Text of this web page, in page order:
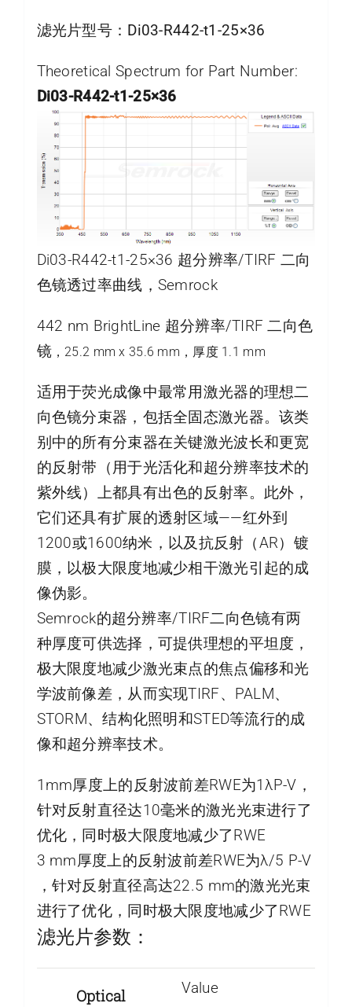
滤光片型号： Di03-R442-t1-25×36
Theoretical Spectrum for Part Number:
Di03-R442-t1-25×36
Di03-R442-t1-25×36 超分辨率/TIRF 二向
色镜透过率曲线，Semrock
442 nm BrightLine 超分辨率/TIRF 二向色
镜，25.2 mm x 35.6 mm，厚度 1.1 mm
适用于荧光成像中最常用激光器的理想二
向色镜分束器，包括全固态激光器。该类
别中的所有分束器在关键激光波长和更宽
的反射带（用于光活化和超分辨率技术的
紫外线）上都具有出色的反射率。此外，
它们还具有扩展的透射区域——红外到
1200或1600纳米，以及抗反射（AR）镀
膜，以极大限度地减少相干激光引起的成
像伪影。
Semrock的超分辨率/TIRF二向色镜有两
种厚度可供选择，可提供理想的平坦度，
极大限度地减少激光束点的焦点偏移和光
学波前像差，从而实现TIRF、PALM、
STORM、结构化照明和STED等流行的成
像和超分辨率技术。
1mm厚度上的反射波前差RWE为1λP-V，
针对反射直径达10毫米的激光光束进行了
优化，同时极大限度地减少了RWE
3 mm厚度上的反射波前差RWE为λ/5 P-V
，针对反射直径高达22.5 mm的激光光束
进行了优化，同时极大限度地减少了RWE
滤光片参数：
Optical Value